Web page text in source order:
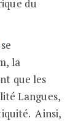
du
se
la
que les
Langues,
Ainsi,